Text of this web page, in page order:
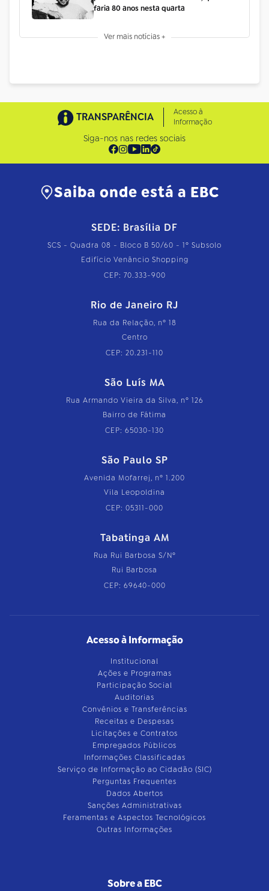
faria 80 anos nesta quarta
Ver mais notícias +
TRANSPARÊNCIA
Acesso à
Informação
Siga-nos nas redes sociais
Saiba onde está a EBC
SEDE: Brasília DF
SCS - Quadra 08 - Bloco B 50/60 - 1º Subsolo
Edifício Venâncio Shopping
CEP: 70.333-900
Rio de Janeiro RJ
Rua da Relação, nº 18
Centro
CEP: 20.231-110
São Luís MA
Rua Armando Vieira da Silva, nº 126
Bairro de Fátima
CEP: 65030-130
São Paulo SP
Avenida Mofarrej, nº 1.200
Vila Leopoldina
CEP: 05311-000
Tabatinga AM
Rua Rui Barbosa S/Nº
Rui Barbosa
CEP: 69640-000
Acesso à Informação
Institucional
Ações e Programas
Participação Social
Auditorias
Convênios e Transferências
Receitas e Despesas
Licitações e Contratos
Empregados Públicos
Informações Classificadas
Serviço de Informação ao Cidadão (SIC)
Perguntas Frequentes
Dados Abertos
Sanções Administrativas
Feramentas e Aspectos Tecnológicos
Outras Informações
Sobre a EBC